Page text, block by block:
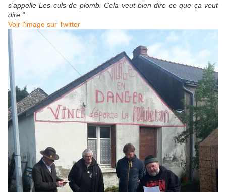
s'appelle Les culs de plomb. Cela veut bien dire ce que ça veut
dire."
Voir l'image sur Twitter